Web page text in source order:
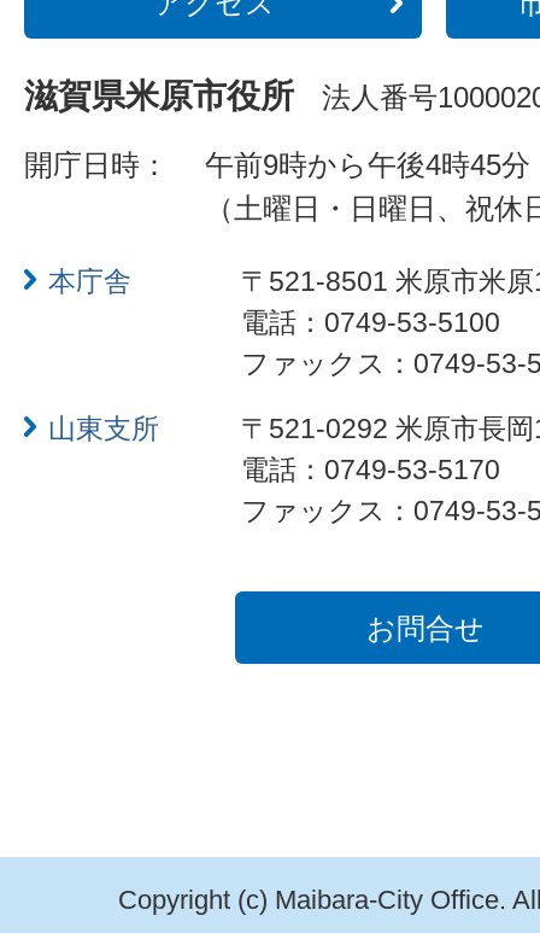
滋賀県米原市役所 法人番号
開庁日時：
午前9時から午後4時45分
（土曜日・日曜日、祝
本庁舎
〒521-8501 米原市米
電話：0749-53-5100
ファックス：0749-53-
山東支所
〒521-0292 米原市長
電話：0749-53-5170
ファックス：0749-53-
お問合せ
Copyright (c) Maibara-City Office.